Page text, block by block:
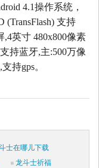
4.1操作系统，
支持
英寸 480x800像素
持蓝牙,主:500万像
持gps。
士在哪儿下载
龙斗士祈福